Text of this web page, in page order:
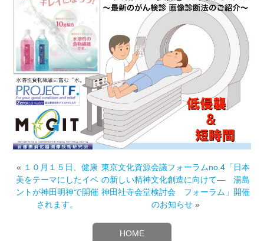
« １０月１５日、健康
美をテーマにしたイベ
ントが神田明神で開催
されます。
東京文化資源会議フォーラムno.4「日本
の新しい精神文化創造に向けて― 湯島
神田社寺会堂検討会 フォーラム」開催
のお知らせ »
HOME